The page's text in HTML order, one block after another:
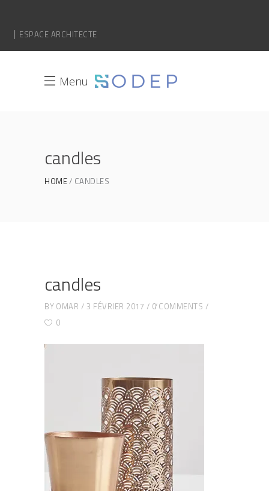
ESPACE ARCHITECTE
Menu
candles
HOME CANDLES
candles
BY OMAR 3 FÉVRIER 2017
0 COMMENTS
0